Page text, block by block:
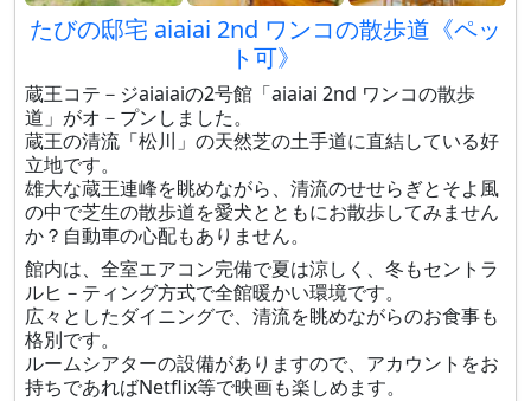
たびの邸宅 aiaiai 2nd ワンコの散歩道《ペッ
ト可》
蔵王コテ－ジaiaiaiの2号館「aiaiai 2nd ワンコの散歩
道」がオ－プンしました。
蔵王の清流「松川」の天然芝の土手道に直結している好
立地です。
雄大な蔵王連峰を眺めながら、清流のせせらぎとそよ風
の中で芝生の散歩道を愛犬とともにお散歩してみません
か？自動車の心配もありません。
館内は、全室エアコン完備で夏は涼しく、冬もセントラ
ルヒ－ティング方式で全館暖かい環境です。
広々としたダイニングで、清流を眺めながらのお食事も
格別です。
ルームシアターの設備がありますので、アカウントをお
持ちであればNetflix等で映画も楽しめます。